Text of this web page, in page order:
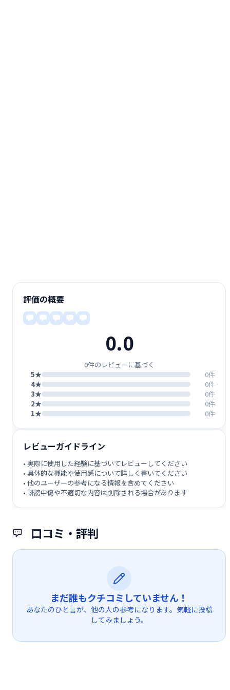
口コミ・評判
まだ誰もクチコミしていません！
あなたのひと言が、他の人の参考になります。気軽に投稿
してみましょう。
評価の概要
0.0
0件のレビューに基づく
5★
0件
4★
0件
3★
0件
2★
0件
1★
0件
レビューガイドライン
• 実際に使用した経験に基づいてレビューしてください
• 具体的な機能や使用感について詳しく書いてください
• 他のユーザーの参考になる情報を含めてください
• 誹謗中傷や不適切な内容は削除される場合があります